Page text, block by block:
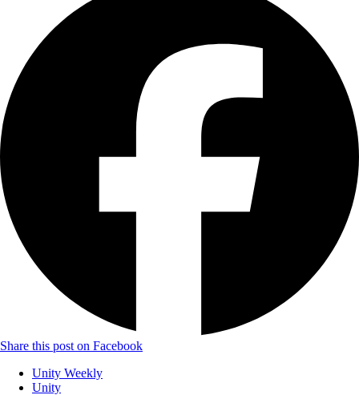
Share this post on Facebook
Unity Weekly
Unity